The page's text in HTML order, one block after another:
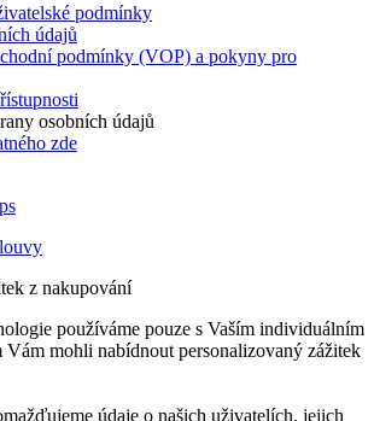
podmínky
údajů
podmínky (VOP) a pokyny pro
osobních údajů
zde
z nakupování
používáme pouze s Vaším individuálním
Vám mohli nabídnout personalizovaný zážitek
údaje o našich uživatelích, jejich